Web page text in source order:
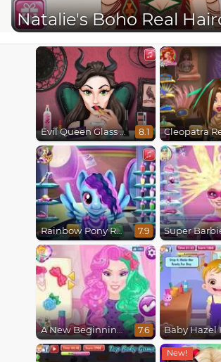
Natalie's Boho Real
Evil Queen Glass Skin Routine #Influencer 8.1
Rainbow Pony Real Haircuts 7.9
A New Beginning, From Sad to Fab 7.6